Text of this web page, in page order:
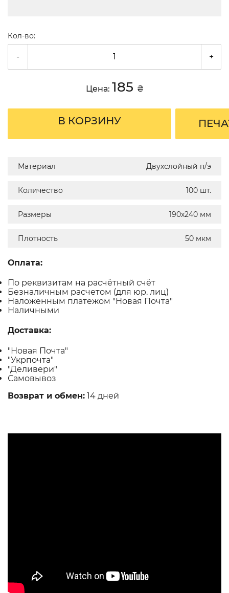
Кол-во:
- +
Цена: 185 ₴
В КОРЗИНУ
Материал Двухслойный п/э
Количество 100 шт.
Размеры 190х240 мм
Плотность 50 мкм
Оплата:
По реквизитам на расчётный счёт
Безналичным расчетом (для юр. лиц)
Наложенным платежом "Новая Почта"
Наличными
Доставка:
"Новая Почта"
"Укрпочта"
"Деливери"
Самовывоз
Возврат и обмен: 14 дней